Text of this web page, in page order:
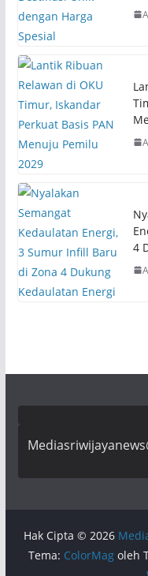
4
Hak Cipta © 2026
Tema: ColorMagoleh